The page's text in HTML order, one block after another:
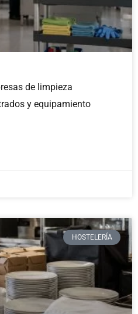
de limpieza
y equipamiento
HOSTELERÍA